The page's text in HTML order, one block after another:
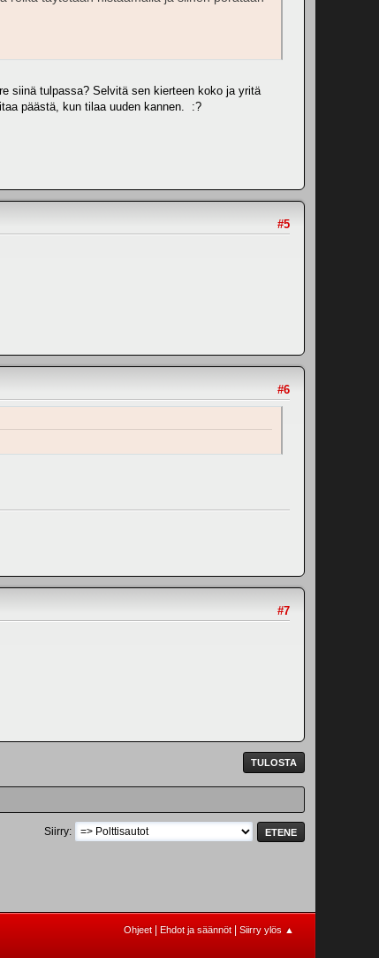
siinä tulpassa? Selvitä sen kierteen koko ja yritä
päästä, kun tilaa uuden kannen. :?
#5
#6
#7
TULOSTA
Siirry
Ohjeet | Ehdot ja säännöt | Siirry ylös ▲